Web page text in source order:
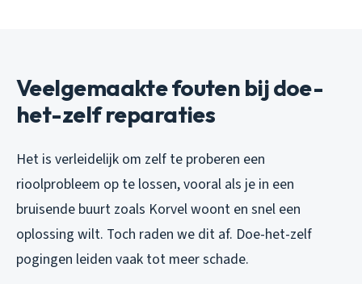
Veelgemaakte fouten bij doe-
het-zelf reparaties
Het is verleidelijk om zelf te proberen een
rioolprobleem op te lossen, vooral als je in een
bruisende buurt zoals Korvel woont en snel een
oplossing wilt. Toch raden we dit af. Doe-het-zelf
pogingen leiden vaak tot meer schade.